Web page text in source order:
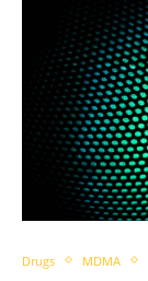
Drugs MDMA